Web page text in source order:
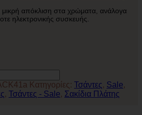
μικρή απόκλιση στα χρώματα, ανάλογα
ηλεκτρονικής συσκευής.
Κατηγορίες: Τσάντες , Sale,
, Τσάντες - Sale, Σακίδια Πλάτης